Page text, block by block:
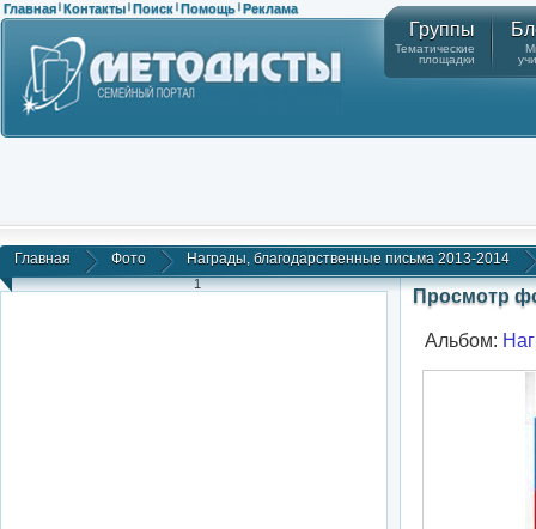
Главная | Контакты | Поиск | Помощь | Реклама
Группы
Тематические
площадки
Главная Фото Награды, благодарственные письма 2013-2014
1
Просмотр
Альбом: